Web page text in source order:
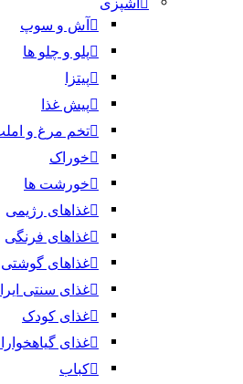
آش و سوپ
پلو و چلو ها
پیتزا
پیش غذا
تخم مرغ و
خوراک
خورشت ها
غذاهای رژیمی
غذاهای فرنگی
غذاهای گوشتی
غذای سنتی
غذای کودک
غذای
کباب